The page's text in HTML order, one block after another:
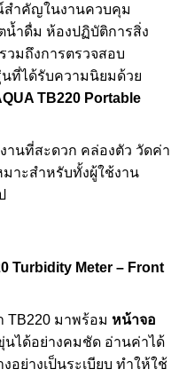
สำคัญในงานควบคุม
น้ำดื่ม ห้องปฏิบัติการสิ่ง
วมถึงการตรวจสอบ
ที่ได้รับความนิยมด้วย
TB220 Portable
นที่สะดวก คล่องตัว วัดค่า
าะสำหรับทั้งผู้ใช้งาน
Turbidity Meter – Front
TB220 มาพร้อม หน้าจอ
นได้อย่างคมชัด อ่านค่าได้
ย่างเป็นระเบียบ ทำให้ใช้